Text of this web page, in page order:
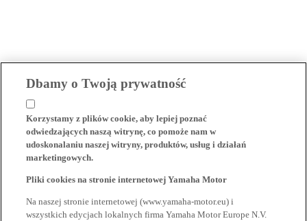
Dbamy o Twoją prywatność
Korzystamy z plików cookie, aby lepiej poznać
odwiedzających naszą witrynę, co pomoże nam w
udoskonalaniu naszej witryny, produktów, usług i działań
marketingowych.
Pliki cookies na stronie internetowej Yamaha Motor
Na naszej stronie internetowej (www.yamaha-motor.eu) i
wszystkich edycjach lokalnych firma Yamaha Motor Europe N.V.